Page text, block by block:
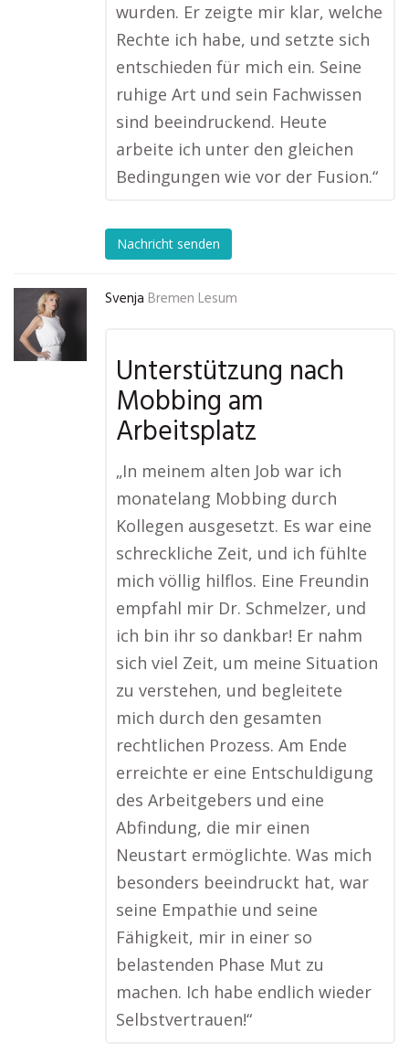
wurden. Er zeigte mir klar, welche
Rechte ich habe, und setzte sich
entschieden für mich ein. Seine
ruhige Art und sein Fachwissen
sind beeindruckend. Heute
arbeite ich unter den gleichen
Bedingungen wie vor der Fusion.“
Nachricht senden
Svenja Bremen Lesum
Unterstützung nach
Mobbing am
Arbeitsplatz
„In meinem alten Job war ich
monatelang Mobbing durch
Kollegen ausgesetzt. Es war eine
schreckliche Zeit, und ich fühlte
mich völlig hilflos. Eine Freundin
empfahl mir Dr. Schmelzer, und
ich bin ihr so dankbar! Er nahm
sich viel Zeit, um meine Situation
zu verstehen, und begleitete
mich durch den gesamten
rechtlichen Prozess. Am Ende
erreichte er eine Entschuldigung
des Arbeitgebers und eine
Abfindung, die mir einen
Neustart ermöglichte. Was mich
besonders beeindruckt hat, war
seine Empathie und seine
Fähigkeit, mir in einer so
belastenden Phase Mut zu
machen. Ich habe endlich wieder
Selbstvertrauen!“